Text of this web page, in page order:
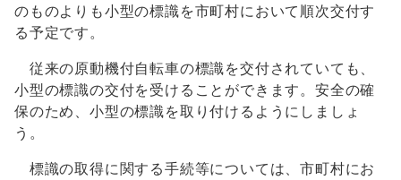
のものよりも小型の標識を市町村において順次交付す
る予定です。
従来の原動機付自転車の標識を交付されていても、
小型の標識の交付を受けることができます。安全の確
保のため、小型の標識を取り付けるようにしましょ
う。
標識の取得に関する手続等については、市町村にお